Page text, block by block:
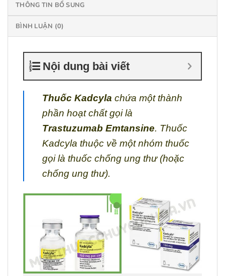
THÔNG TIN BỔ SUNG
BÌNH LUẬN (0)
Nội dung bài viết
Thuốc Kadcyla chứa một thành
phần hoạt chất gọi là
Trastuzumab Emtansine. Thuốc
Kadcyla thuộc về một nhóm thuốc
gọi là thuốc chống ung thư (hoặc
chống ung thư).